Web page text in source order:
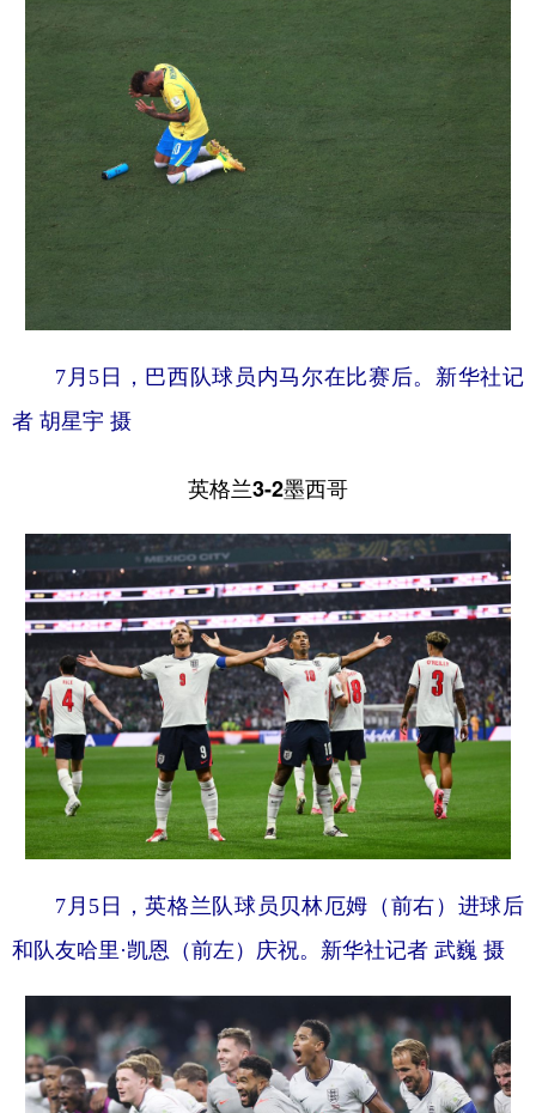
7月5日，巴西队球员内马尔在比赛后。新华社记
者 胡星宇 摄
英格兰3-2墨西哥
7月5日，英格兰队球员贝林厄姆（前右）进球后
和队友哈里·凯恩（前左）庆祝。新华社记者 武巍 摄